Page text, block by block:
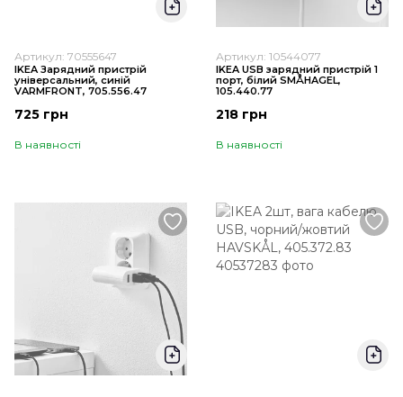
Артикул: 70555647
IKEA Зарядний пристрій
універсальний, синій
VARMFRONT, 705.556.47
725 грн
В наявності
Артикул: 10544077
IKEA USB зарядний пристрій 1
порт, білий SMÅHAGEL,
105.440.77
218 грн
В наявності